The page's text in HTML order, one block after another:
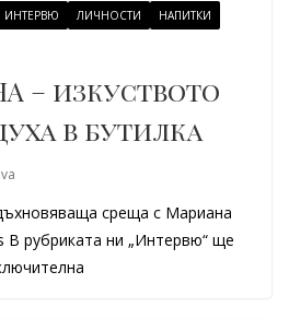
ИНТЕРВЮ ЛИЧНОСТИ
НАПИТКИ
– изкуството
в бутилка
среща с Мариана
В рубриката ни „Интервю“ ще